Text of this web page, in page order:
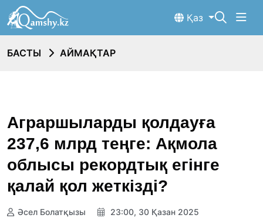
Қаз
БАСТЫ АЙМАҚТАР
Аграршыларды қолдауға
237,6 млрд теңге: Ақмола
облысы рекордтық егінге
қалай қол жеткізді?
Әсел Болатқызы 23:00, 30 Қазан 2025